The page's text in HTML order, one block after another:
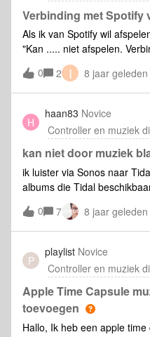
Verbinding met Spotify
Als ik van Spotify wil
"Kan ..... niet afspelen.
verbroken". Updates
doen?
0 2 I 8 jaar geleden
H
haan83 Novice
Controller en muziek
kan niet door muziek
ik luister via Sonos naar Tidal Werkt prima, maar
albums die Tidal
'kan niet door muziek
albums auteursrechtelijk
en/of aan Tidal ?
0 7 8 jaar geleden
P
playlist Novice
Controller en muziek
Apple Time Capsule
toevoegen
Hallo, Ik heb een apple time capsule waar een muziek map